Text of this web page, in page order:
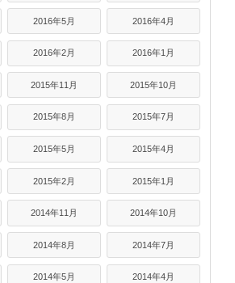
2016年5月 2016年4月
2016年2月 2016年1月
2015年11月 2015年10月
2015年8月 2015年7月
2015年5月 2015年4月
2015年2月 2015年1月
2014年11月 2014年10月
2014年8月 2014年7月
2014年5月 2014年4月